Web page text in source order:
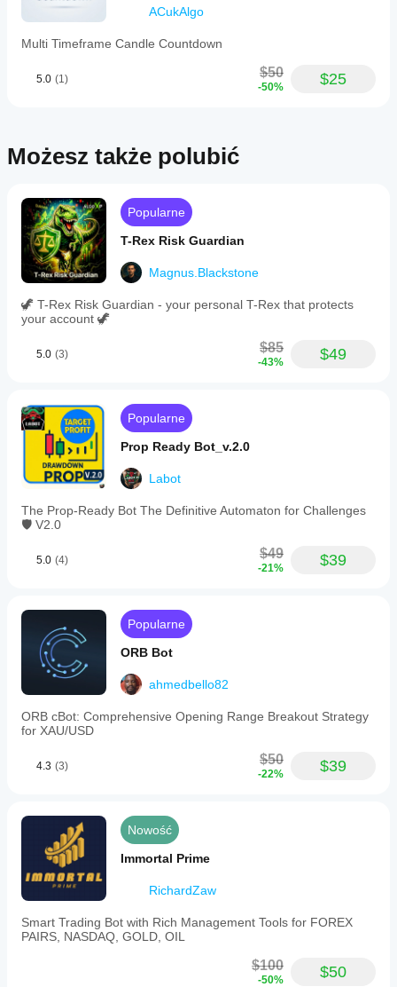
support
both
market
orders.
ratio
function
automatic
adjustment
of
take
profit
when
stop
is
moved,
a
tool
supports
instant
partial
close
options,
through
preset
a
Batch
adjustment
allows
users
modify
loss
or
profit
positions
simultaneously
by
dragging
a
line.
One-
click
management
ACukAlgo
Multi Timeframe Candle Countdown
5.0 (1) $50
-50% $25
Możesz także polubić
Popularne
T-Rex Risk Guardian
Magnus.Blackstone
🦖 T-Rex Risk Guardian - your personal T-Rex that protects
your account 🦖
5.0 (3) $85
-43% $49
Popularne
Prop Ready Bot_v.2.0
Labot
The Prop-Ready Bot The Definitive Automaton for Challenges
🛡️ V2.0
5.0 (4) $49
-21% $39
Popularne
ORB Bot
ahmedbello82
ORB cBot: Comprehensive Opening Range Breakout Strategy
for XAU/USD
4.3 (3) $50
-22% $39
Nowość
Immortal Prime
RichardZaw
Smart Trading Bot with Rich Management Tools for FOREX
PAIRS, NASDAQ, GOLD, OIL
$100
-50% $50